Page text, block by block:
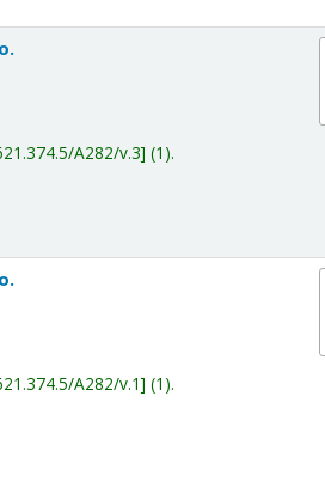
A282/v.3 (1).
A282/v.1 (1).